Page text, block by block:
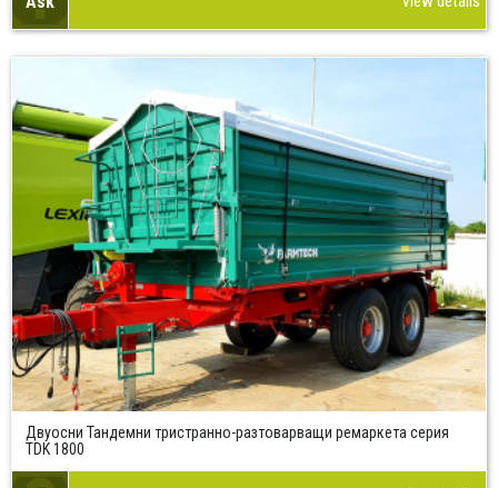
Двуосни Тандемни тристранно-разтоварващи ремаркета серия
TDK 1800